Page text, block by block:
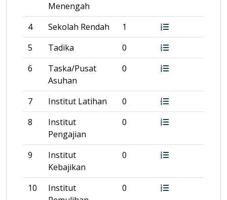
Menengah
4 Sekolah Rendah
1
5
Tadika
0
6
Taska/Pusat
Asuhan
0
7 Institut Latihan
0
8
Institut
Pengajian
0
9
Institut
Kebajikan
0
10
Institut
0